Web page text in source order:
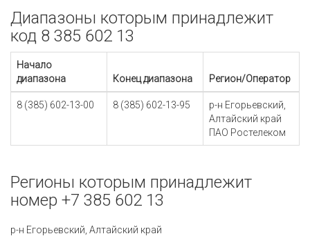
Диапазоны которым принадлежит
код 8 385 602 13
Начало
диапазона
Конец диапазона Регион/Оператор
8 (385) 602-13-00 8 (385) 602-13-95
р-н Егорьевский,
Алтайский край
ПАО Ростелеком
Регионы которым принадлежит
номер +7 385 602 13
р-н Егорьевский, Алтайский край